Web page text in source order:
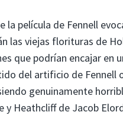
la película de Fennell
las viejas florituras de
que podrían encajar en
del artificio de
genuinamente
y Heathcliff de Jacob